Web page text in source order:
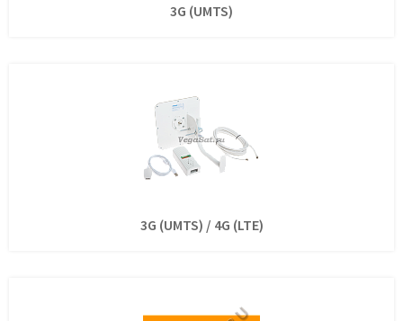
3G (UMTS)
3G (UMTS) / 4G (LTE)